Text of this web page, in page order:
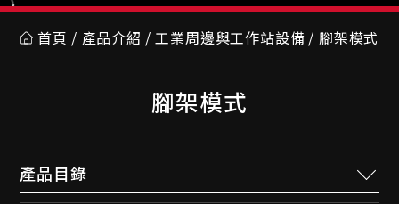
首頁 產品介紹 工業周邊與工作站設備 腳架模式
腳架模式